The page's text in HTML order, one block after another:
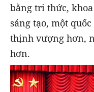
bằng tri thức,
sáng tạo, một
thịnh vượng hơn,
hơn.